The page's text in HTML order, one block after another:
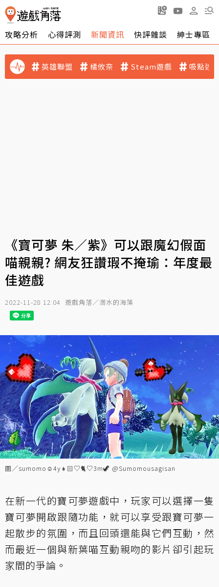
攻略分析 心得評測 新聞資訊 快評雜談 紳士專區
英雄聯盟 橘攸奈 Steam遊戲 吸點迷
《寶可夢 朱／紫》可以跟魔幻假面
喵親親? 網友狂讚瑕不掩瑜：年度最
佳遊戲
2022-11-28 12:04 遊戲角落／溺水的海藻
圖／sumomo☺︎4y👧🏻♡🐈♡3m🦖 @Sumomousagisan
在新一代的寶可夢遊戲中，玩家可以選擇一隻
寶可夢開啟跟隨功能，就可以享受跟寶可夢一
起散步的氛圍，而且回頭還能與它們互動，然
而最近一個與新葉喵互動親吻的影片卻引起玩
家間的爭論。